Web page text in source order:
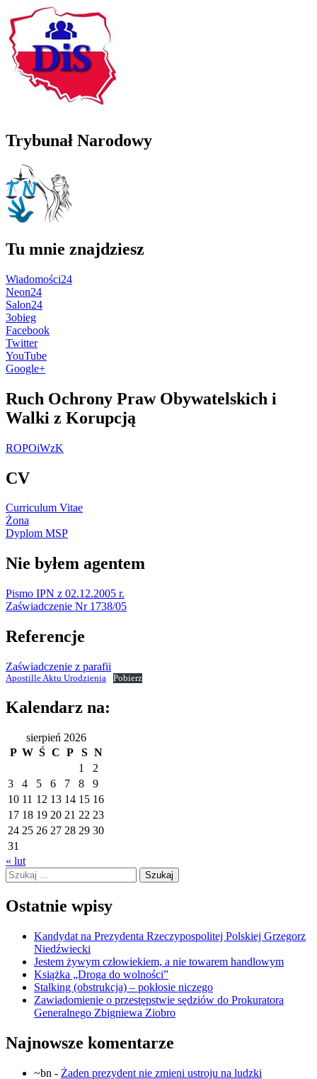
Trybunał Narodowy
Tu mnie znajdziesz
Wiadomości24
Neon24
Salon24
3obieg
Facebook
Twitter
YouTube
Google+
Ruch Ochrony Praw Obywatelskich i
Walki z Korupcją
ROPOiWzK
CV
Curriculum Vitae
Żona
Dyplom MSP
Nie byłem agentem
Pismo IPN z 02.12.2005 r.
Zaświadczenie Nr 1738/05
Referencje
Zaświadczenie z parafii
Apostille Aktu Urodzienia Pobierz
Kalendarz na:
sierpień 2026
P W Ś C P S N
1
2
3
4 5 6 7 8
9
10 11 12 13 14 15 16
17 18 19 20 21 22 23
24 25 26 27 28 29 30
31
« lut
Szukaj:
Ostatnie wpisy
Kandydat na Prezydenta Rzeczypospolitej Polskiej Grzegorz
Niedźwiecki
Jestem żywym człowiekiem, a nie towarem handlowym
Książka „Droga do wolności”
Stalking (obstrukcja) – pokłosie niczego
Zawiadomienie o przestępstwie sędziów do Prokuratora
Generalnego Zbigniewa Ziobro
Najnowsze komentarze
~bn - Żaden prezydent nie zmieni ustroju na ludzki